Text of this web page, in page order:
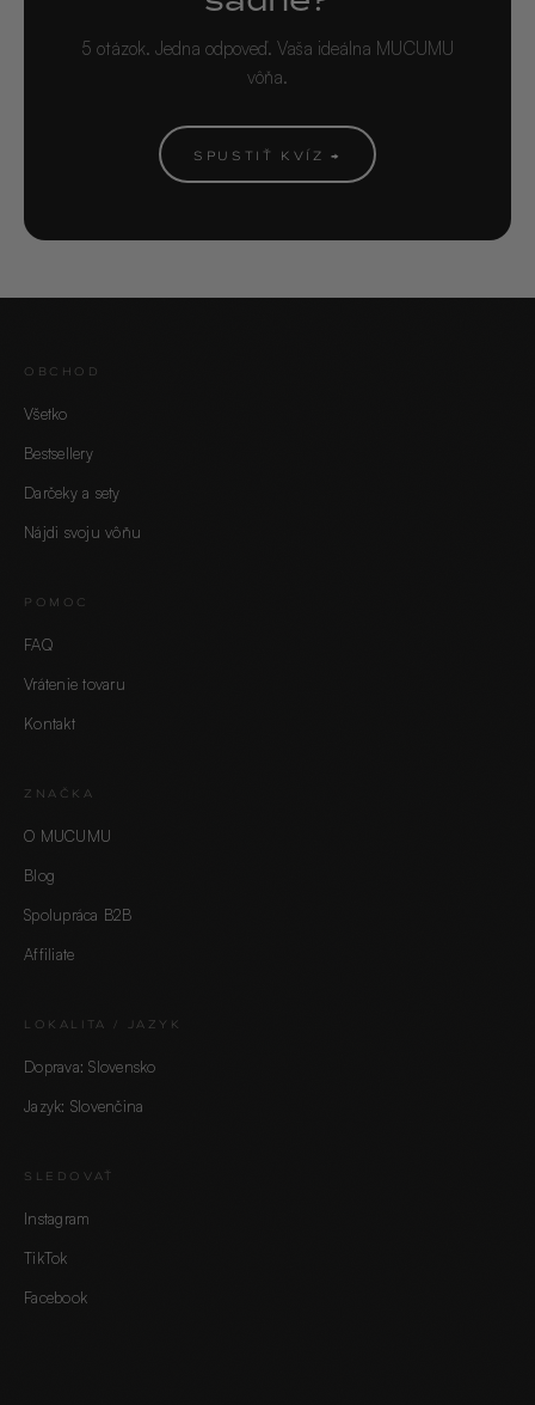
5 otázok. Jedna odpoveď. Vaša ideálna MUCUMU
vôňa.
SPUSTIŤ KVÍZ →
OBCHOD
Všetko
Bestsellery
Darčeky a sety
Nájdi svoju vôňu
POMOC
FAQ
Vrátenie tovaru
Kontakt
ZNAČKA
O MUCUMU
Blog
Spolupráca B2B
Affiliate
LOKALITA / JAZYK
Doprava: Slovensko
Jazyk: Slovenčina
SLEDOVAŤ
Instagram
TikTok
Facebook